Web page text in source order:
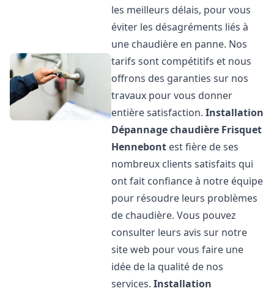
les meilleurs délais, pour vous
éviter les désagréments liés à
une chaudière en panne. Nos
tarifs sont compétitifs et nous
offrons des garanties sur nos
travaux pour vous donner
entière satisfaction.Installation
Dépannage chaudière Frisquet
Hennebont est fière de ses
nombreux clients satisfaits qui
ont fait confiance à notre équipe
pour résoudre leurs problèmes
de chaudière. Vous pouvez
consulter leurs avis sur notre
site web pour vous faire une
idée de la qualité de nos
services.Installation